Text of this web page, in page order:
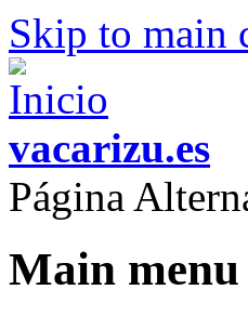
Skip to main
vacarizu.es
Página
Main menu